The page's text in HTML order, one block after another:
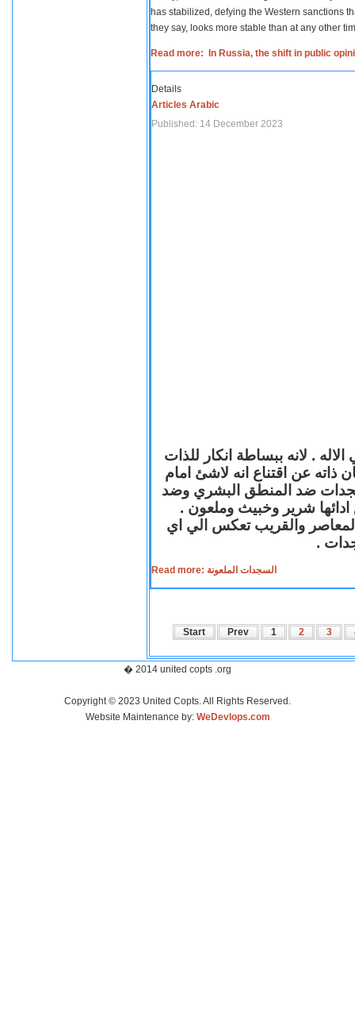
has stabilized, defying the Western sanctions
they say, looks more stable than at any other
Read more: In Russia, the shift in public
Details
Articles Arabic
Published: 14 December 2023
. لانه ببساطة انكار للذات
ذاته عن اقتناع انه لاشئ امام
ضد المنطق البشري وضد
ادائها شرير وخبيث وملعون .
المعاصر والقريب تعكس الي اي
.
Read more: السجدات الملعونة
Start Prev 1 2 3
� 2014 united copts .org
Copyright © 2023 United Copts. All Rights Reserved.
Website Maintenance by: WeDevlops.com